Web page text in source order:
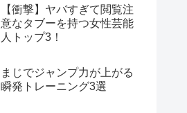
【衝撃】ヤバすぎて閲覧注
意なタブーを持つ女性芸能
人トップ3！
まじでジャンプ力が上がる
瞬発トレーニング3選